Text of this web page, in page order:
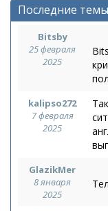
Последние
Bitsby
25 февраля
2025
kalipso272
7 февраля
2025
GlazikMer
8 января
2025